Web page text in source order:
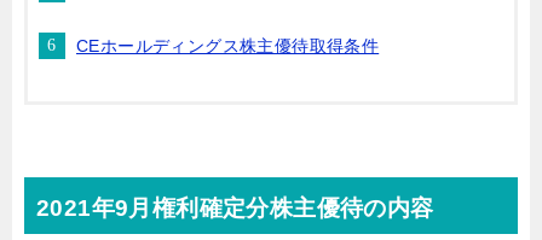
CEホールディングス株主優待取得条件
2021年9月権利確定分株主優待の内容